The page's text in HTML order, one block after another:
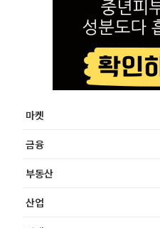
마켓
금융
부동산
산업